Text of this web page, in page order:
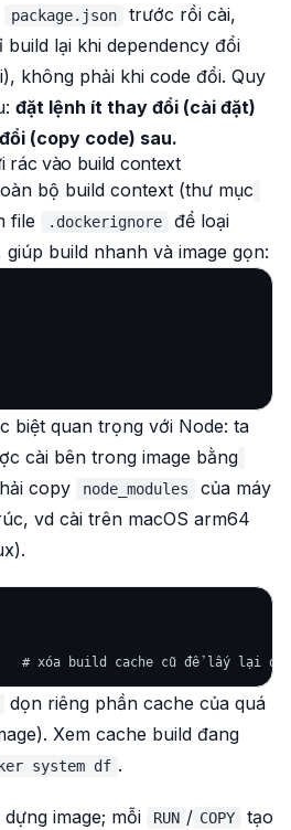
package.json
trước rồi cài,
build lại khi dependency đổi
không phải khi code đổi. Quy
đặt lệnh ít thay đổi (cài đặt)
(copy code) sau.
rác vào build context
bộ build context (thư mục
file .dockerignore
để loại
build nhanh và image gọn:
biệt quan trọng với Node: ta
cài bên trong image bằng
copy node_modules
của máy
vd cài trên macOS arm64
dọn riêng phần cache của quá
Xem cache build đang
system df .
image; mỗi
RUN / COPY
tạo